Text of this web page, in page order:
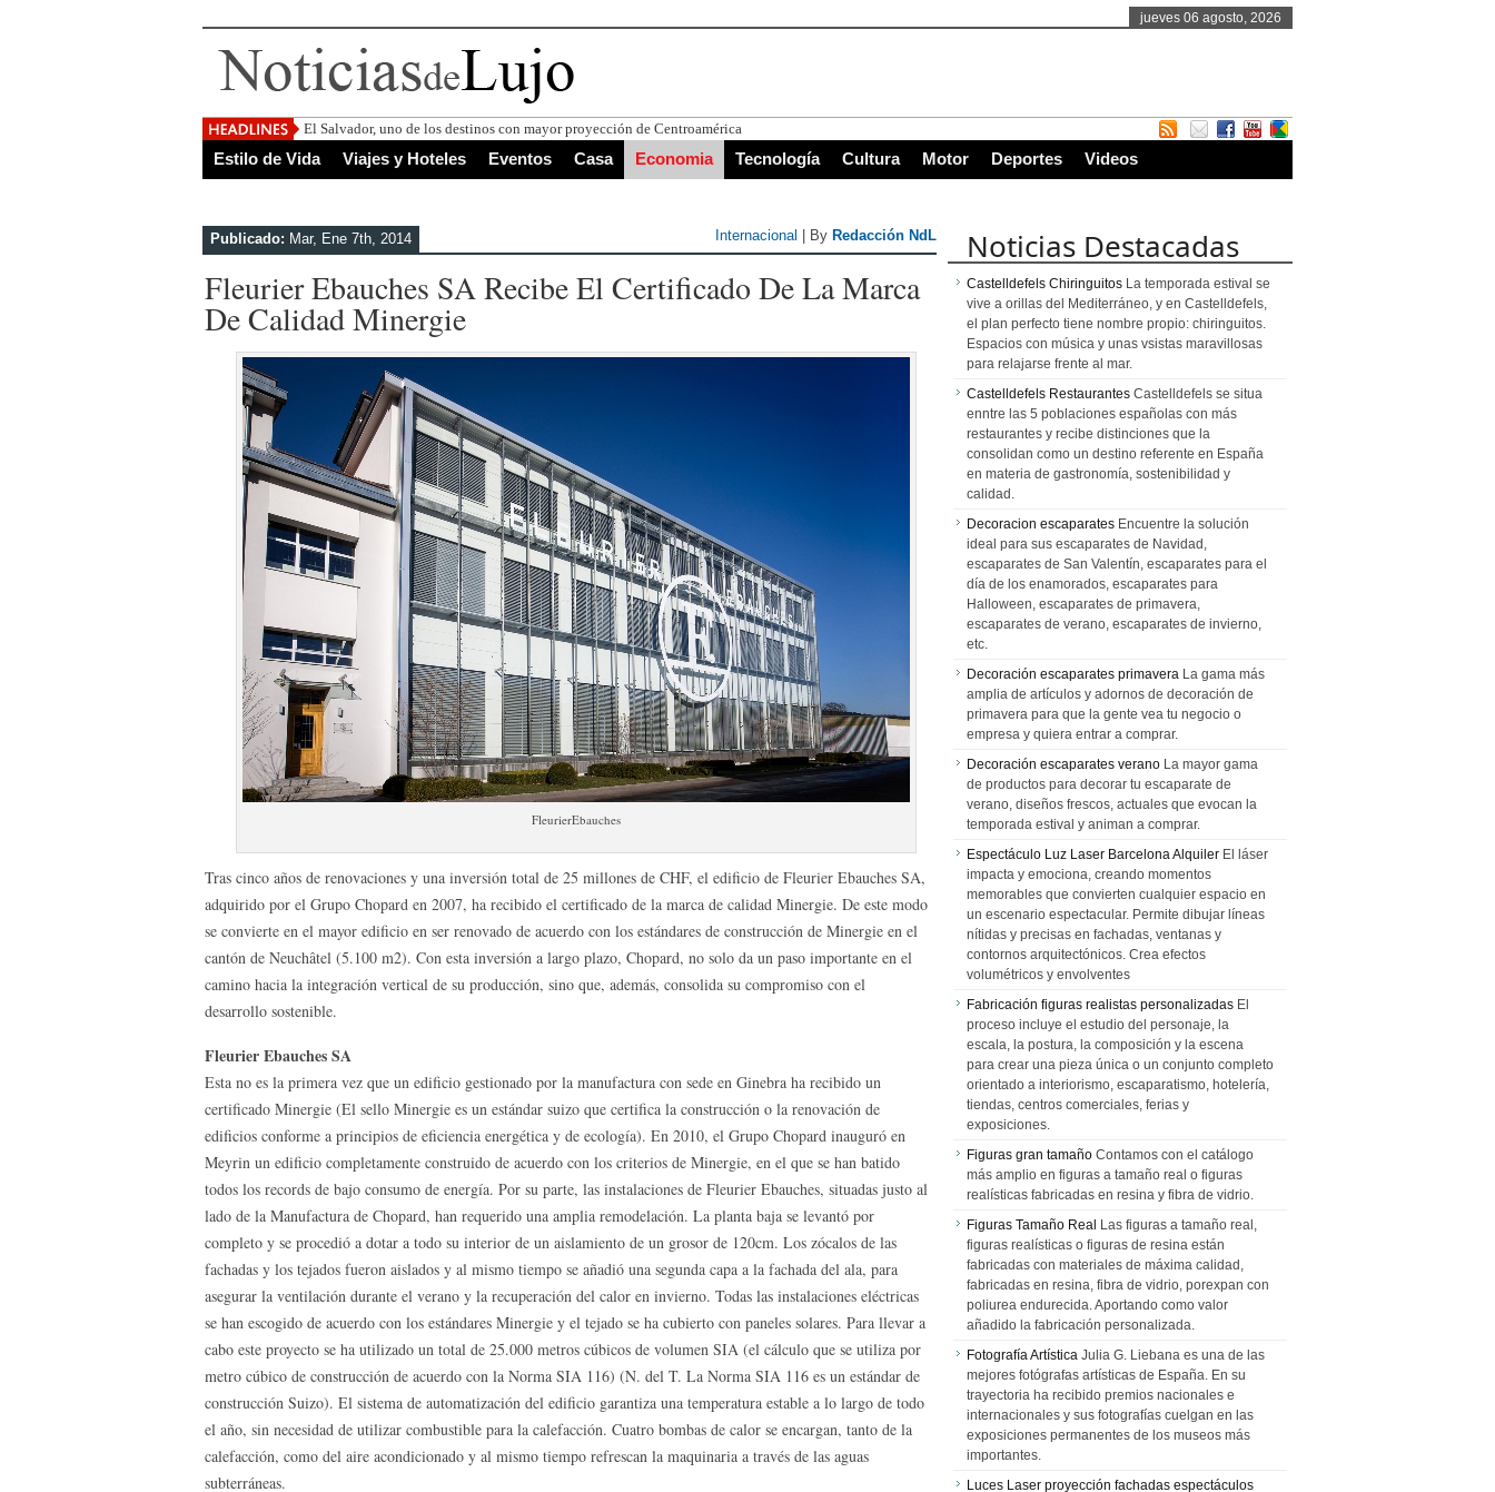
jueves 06 agosto, 2026
El Salvador, uno de los destinos con mayor proyección de Centroamérica
Estilo de Vida Viajes y Hoteles Eventos Casa Economia Tecnología Cultura Motor Deportes Videos
Publicado: Mar, Ene 7th, 2014 Internacional | By Redacción NdL
Fleurier Ebauches SA Recibe El Certificado De La Marca
De Calidad Minergie
FleurierEbauches
Tras cinco años de renovaciones y una inversión total de 25 millones de CHF, el edificio de Fleurier Ebauches SA,
adquirido por el Grupo Chopard en 2007, ha recibido el certificado de la marca de calidad Minergie. De este modo
se convierte en el mayor edificio en ser renovado de acuerdo con los estándares de construcción de Minergie en el
cantón de Neuchâtel (5.100 m2). Con esta inversión a largo plazo, Chopard, no solo da un paso importante en el
camino hacia la integración vertical de su producción, sino que, además, consolida su compromiso con el
desarrollo sostenible.
Fleurier Ebauches SA
Esta no es la primera vez que un edificio gestionado por la manufactura con sede en Ginebra ha recibido un
certificado Minergie (El sello Minergie es un estándar suizo que certifica la construcción o la renovación de
edificios conforme a principios de eficiencia energética y de ecología). En 2010, el Grupo Chopard inauguró en
Meyrin un edificio completamente construido de acuerdo con los criterios de Minergie, en el que se han batido
todos los records de bajo consumo de energía. Por su parte, las instalaciones de Fleurier Ebauches, situadas justo al
lado de la Manufactura de Chopard, han requerido una amplia remodelación. La planta baja se levantó por
completo y se procedió a dotar a todo su interior de un aislamiento de un grosor de 120cm. Los zócalos de las
fachadas y los tejados fueron aislados y al mismo tiempo se añadió una segunda capa a la fachada del ala, para
asegurar la ventilación durante el verano y la recuperación del calor en invierno. Todas las instalaciones eléctricas
se han escogido de acuerdo con los estándares Minergie y el tejado se ha cubierto con paneles solares. Para llevar a
cabo este proyecto se ha utilizado un total de 25.000 metros cúbicos de volumen SIA (el cálculo que se utiliza por
metro cúbico de construcción de acuerdo con la Norma SIA 116) (N. del T. La Norma SIA 116 es un estándar de
construcción Suizo). El sistema de automatización del edificio garantiza una temperatura estable a lo largo de todo
el año, sin necesidad de utilizar combustible para la calefacción. Cuatro bombas de calor se encargan, tanto de la
calefacción, como del aire acondicionado y al mismo tiempo refrescan la maquinaria a través de las aguas
subterráneas.
Noticias Destacadas
Castelldefels Chiringuitos La temporada estival se
vive a orillas del Mediterráneo, y en Castelldefels,
el plan perfecto tiene nombre propio: chiringuitos.
Espacios con música y unas vsistas maravillosas
para relajarse frente al mar.
Castelldefels Restaurantes Castelldefels se situa
enntre las 5 poblaciones españolas con más
restaurantes y recibe distinciones que la
consolidan como un destino referente en España
en materia de gastronomía, sostenibilidad y
calidad.
Decoracion escaparates Encuentre la solución
ideal para sus escaparates de Navidad,
escaparates de San Valentín, escaparates para el
día de los enamorados, escaparates para
Halloween, escaparates de primavera,
escaparates de verano, escaparates de invierno,
etc.
Decoración escaparates primavera La gama más
amplia de artículos y adornos de decoración de
primavera para que la gente vea tu negocio o
empresa y quiera entrar a comprar.
Decoración escaparates verano La mayor gama
de productos para decorar tu escaparate de
verano, diseños frescos, actuales que evocan la
temporada estival y animan a comprar.
Espectáculo Luz Laser Barcelona Alquiler El láser
impacta y emociona, creando momentos
memorables que convierten cualquier espacio en
un escenario espectacular. Permite dibujar líneas
nítidas y precisas en fachadas, ventanas y
contornos arquitectónicos. Crea efectos
volumétricos y envolventes
Fabricación figuras realistas personalizadas El
proceso incluye el estudio del personaje, la
escala, la postura, la composición y la escena
para crear una pieza única o un conjunto completo
orientado a interiorismo, escaparatismo, hotelería,
tiendas, centros comerciales, ferias y
exposiciones.
Figuras gran tamaño Contamos con el catálogo
más amplio en figuras a tamaño real o figuras
realísticas fabricadas en resina y fibra de vidrio.
Figuras Tamaño Real Las figuras a tamaño real,
figuras realísticas o figuras de resina están
fabricadas con materiales de máxima calidad,
fabricadas en resina, fibra de vidrio, porexpan con
poliurea endurecida. Aportando como valor
añadido la fabricación personalizada.
Fotografía Artística Julia G. Liebana es una de las
mejores fotógrafas artísticas de España. En su
trayectoria ha recibido premios nacionales e
internacionales y sus fotografías cuelgan en las
exposiciones permanentes de los museos más
importantes.
Luces Laser proyección fachadas espectáculos